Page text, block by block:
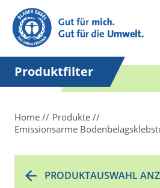
Suchbegriff in
Anführungszeichen
setzen.
Produktfilter
Home
Produkte
Emissionsarme
PRODUKTAUSWAHL